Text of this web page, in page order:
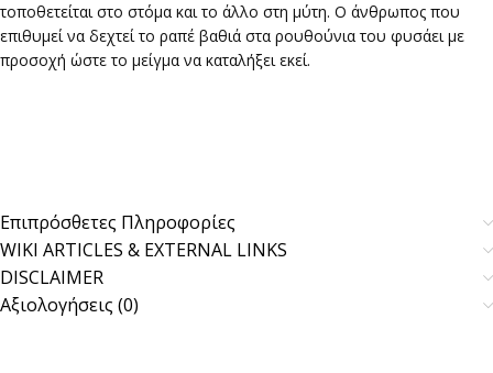
τοποθετείται στο στόμα και το άλλο στη μύτη. Ο άνθρωπος που
επιθυμεί να δεχτεί το ραπέ βαθιά στα ρουθούνια του φυσάει με
προσοχή ώστε το μείγμα να καταλήξει εκεί.
Επιπρόσθετες Πληροφορίες
WIKI ARTICLES & EXTERNAL LINKS
DISCLAIMER
Αξιολογήσεις (0)